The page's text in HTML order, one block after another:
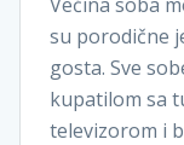
su porodične
gosta. Sve
kupatilom sa
televizorom i